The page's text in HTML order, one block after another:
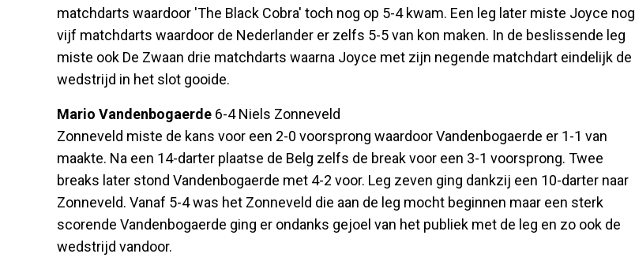
matchdarts waardoor 'The Black Cobra' toch nog op 5-4 kwam. Een leg later miste Joyce nog
vijf matchdarts waardoor de Nederlander er zelfs 5-5 van kon maken. In de beslissende leg
miste ook De Zwaan drie matchdarts waarna Joyce met zijn negende matchdart eindelijk de
wedstrijd in het slot gooide.
Mario Vandenbogaerde 6-4 Niels Zonneveld
Zonneveld miste de kans voor een 2-0 voorsprong waardoor Vandenbogaerde er 1-1 van
maakte. Na een 14-darter plaatse de Belg zelfs de break voor een 3-1 voorsprong. Twee
breaks later stond Vandenbogaerde met 4-2 voor. Leg zeven ging dankzij een 10-darter naar
Zonneveld. Vanaf 5-4 was het Zonneveld die aan de leg mocht beginnen maar een sterk
scorende Vandenbogaerde ging er ondanks gejoel van het publiek met de leg en zo ook de
wedstrijd vandoor.